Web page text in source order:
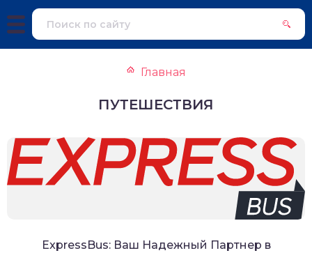
Главная
ПУТЕШЕСТВИЯ
ExpressBus: Ваш Надежный Партнер в